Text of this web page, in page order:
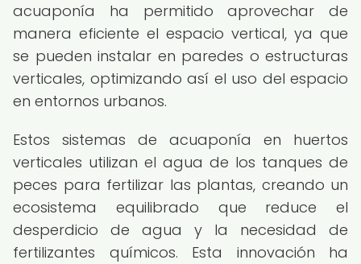
acuaponía ha permitido aprovechar de
manera eficiente el espacio vertical, ya que
se pueden instalar en paredes o estructuras
verticales, optimizando así el uso del espacio
en entornos urbanos.
Estos sistemas de acuaponía en huertos
verticales utilizan el agua de los tanques de
peces para fertilizar las plantas, creando un
ecosistema equilibrado que reduce el
desperdicio de agua y la necesidad de
fertilizantes químicos. Esta innovación ha